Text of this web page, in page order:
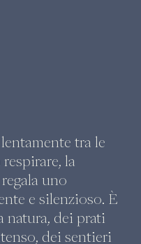
tra le
la
uno
e silenzioso. È
natura, dei prati
dei sentieri